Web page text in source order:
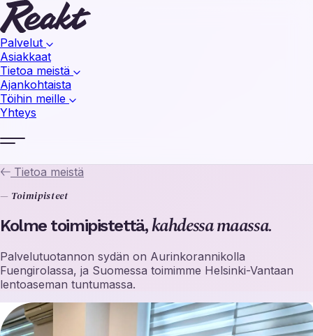
Palvelut
Asiakkaat
Tietoa meistä
Ajankohtaista
Töihin meille
Yhteys
Tietoa meistä
— Toimipisteet
Kolme toimipistettä,kahdessa maassa.
Palvelutuotannon sydän on Aurinkorannikolla
Fuengirolassa, ja Suomessa toimimme Helsinki-Vantaan
lentoaseman tuntumassa.